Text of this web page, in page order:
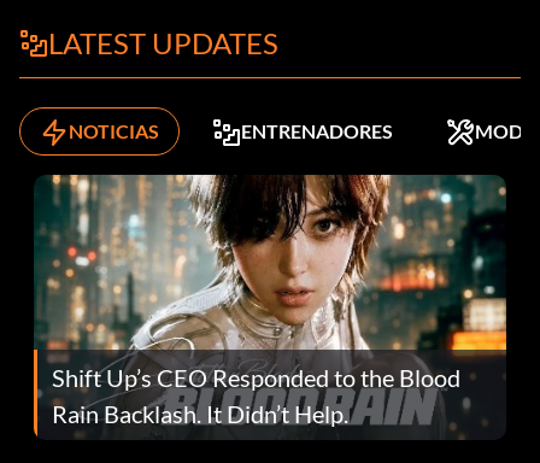
LATEST UPDATES
NOTICIAS ENTRENADORES MODS
Shift Up’s CEO Responded to the Blood
Rain Backlash. It Didn’t Help.